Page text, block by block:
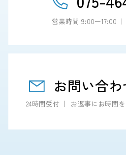
営業時間 9:00ー17:00
お問い合
24時間受付 ｜ お返事にお時間